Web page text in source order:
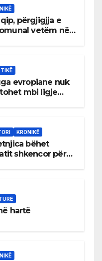
përgjigjja e
vetëm në
evropiane nuk
mbi ligje
KRONIKË
bëhet
shkencor për
hartë